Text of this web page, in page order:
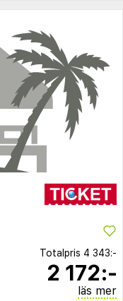
Totalpris 4 343:-
2 172:-
läs mer